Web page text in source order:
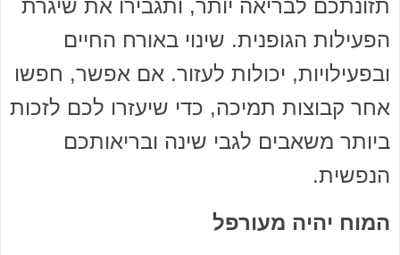
תזונתכם לבריאה יותר, ותגבירו את שיגרת
הפעילות הגופנית. שינוי באורח החיים
ובפעילויות, יכולות לעזור. אם אפשר, חפשו
אחר קבוצות תמיכה, כדי שיעזרו לכם לזכות
ביותר משאבים לגבי שינה ובריאותכם
הנפשית.
המוח יהיה מעורפל